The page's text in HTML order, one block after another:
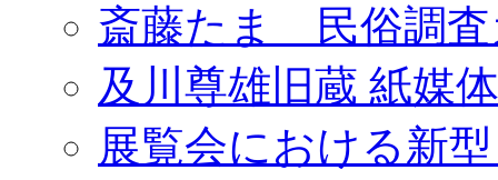
斎藤たま 民俗調査
及川尊雄旧蔵 紙媒
展覧会における新